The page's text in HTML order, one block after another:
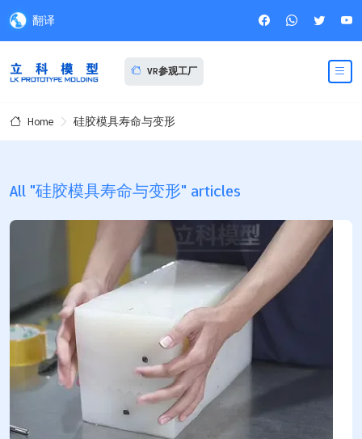
翻译
VR参观工厂
Home 硅胶模具寿命与变形
All "硅胶模具寿命与变形" articles